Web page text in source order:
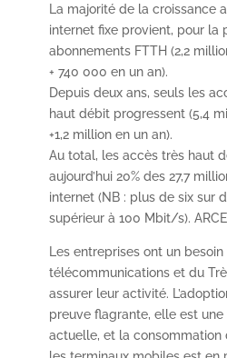
La majorité de la croissance
internet fixe provient, pour la
abonnements FTTH (2,2
+ 740 000 en un an).
Depuis deux ans, seuls les
haut débit progressent (5,4
+1,2 million en un an).
Au total, les accès très haut
aujourd’hui 20% des 27,7
internet (NB : plus de six sur
supérieur à 100 Mbit/s).
Les entreprises ont un
télécommunications et du
assurer leur activité.
preuve flagrante, elle est
actuelle, et la consommation